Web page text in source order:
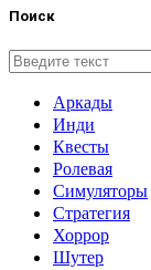
Поиск
Аркады
Инди
Квесты
Ролевая
Симуляторы
Стратегия
Хоррор
Шутер